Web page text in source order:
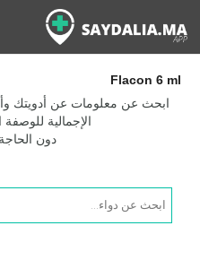
Flacon 6 ml
ابحث عن معلومات عن أدويتك
الإجمالية
دون
Products
search